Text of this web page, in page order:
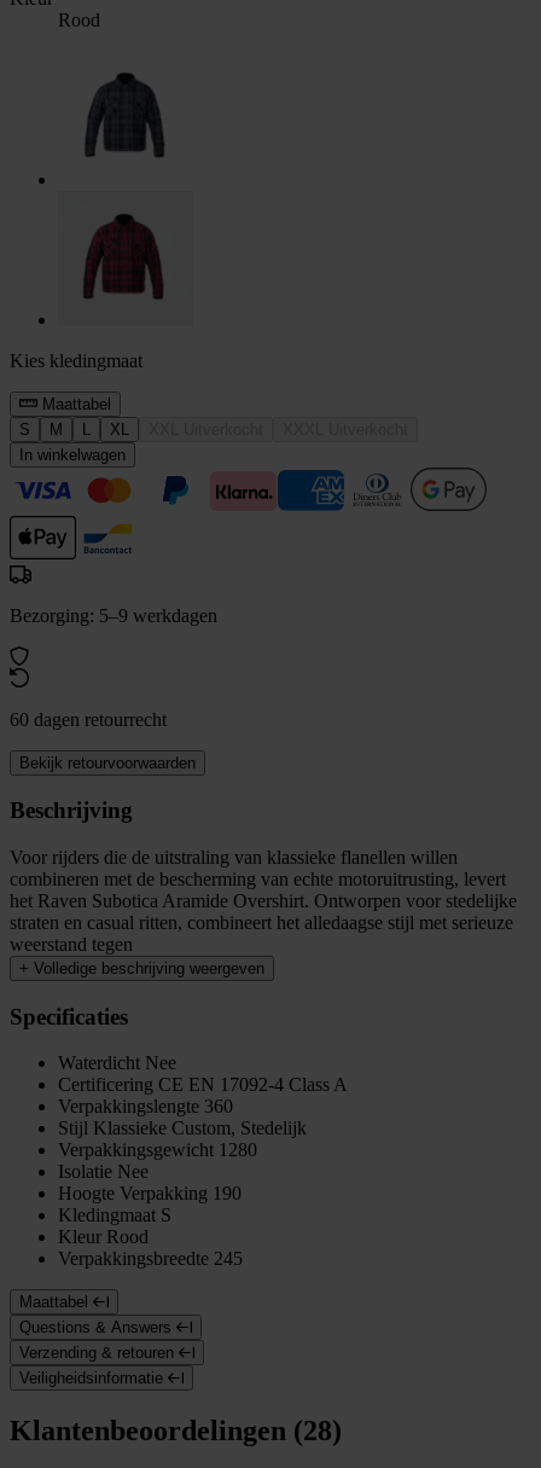
Rood
Kies kledingmaat
Maattabel
S
M L XL
In winkelwagen
Bezorging: 5–9 werkdagen
60 dagen retourrecht
Bekijk retourvoorwaarden
Beschrijving
Voor rijders die de uitstraling van klassieke flanellen willen
combineren met de bescherming van echte motoruitrusting, levert
het Raven Subotica Aramide Overshirt. Ontworpen voor stedelijke
straten en casual ritten, combineert het alledaagse stijl met serieuze
weerstand tegen
+ Volledige beschrijving weergeven
Specificaties
Waterdicht Nee
Certificering CE EN 17092-4 Class A
Verpakkingslengte 360
Stijl Klassieke Custom, Stedelijk
Verpakkingsgewicht 1280
Isolatie Nee
Hoogte Verpakking 190
Kledingmaat S
Kleur Rood
Verpakkingsbreedte 245
Maattabel
Questions & Answers
Verzending & retouren
Veiligheidsinformatie
Klantenbeoordelingen (28)